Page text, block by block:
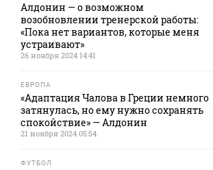
Алдонин — о возможном
возобновлении тренерской работы:
«Пока нет вариантов, которые меня
устраивают»
26 ноября 2024 14:41
ЕВРОПА
«Адаптация Чалова в Греции немного
затянулась, но ему нужно сохранять
спокойствие» — Алдонин
21 ноября 2024 05:54
ФУТБОЛ